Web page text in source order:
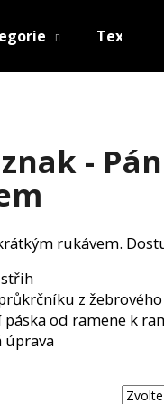
Textil na
-
rukávem.
z
od ramene k
úprava